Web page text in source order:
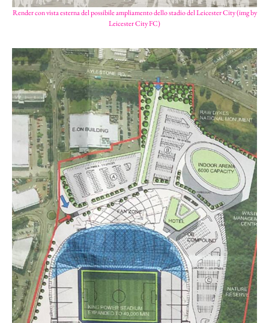
Render con vista esterna del possibile ampliamento dello stadio del Leicester City (img by
Leicester City FC)